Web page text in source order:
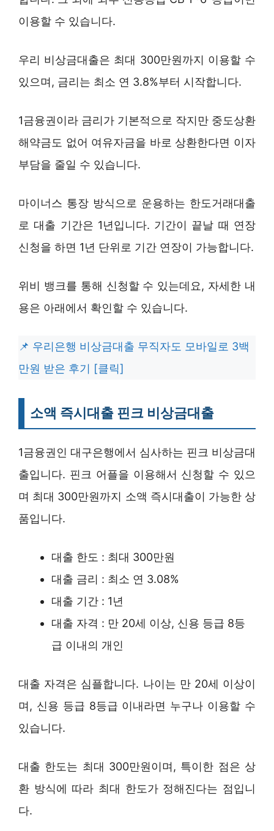
이용할 수 있습니다.
우리 비상금대출은 최대 300만원까지 이용할 수
있으며, 금리는 최소 연 3.8%부터 시작합니다.
1금융권이라 금리가 기본적으로 작지만 중도상환
해약금도 없어 여유자금을 바로 상환한다면 이자
부담을 줄일 수 있습니다.
마이너스 통장 방식으로 운용하는 한도거래대출
로 대출 기간은 1년입니다. 기간이 끝날 때 연장
신청을 하면 1년 단위로 기간 연장이 가능합니다.
위비 뱅크를 통해 신청할 수 있는데요, 자세한 내
용은 아래에서 확인할 수 있습니다.
우리은행 비상금대출 무직자도 모바일로 3백
만원 받은 후기 [클릭]
소액 즉시대출 핀크 비상금대출
1금융권인 대구은행에서 심사하는 핀크 비상금대
출입니다. 핀크 어플을 이용해서 신청할 수 있으
며 최대 300만원까지 소액 즉시대출이 가능한 상
품입니다.
대출 한도 : 최대 300만원
대출 금리 : 최소 연 3.08%
대출 기간 : 1년
대출 자격 : 만 20세 이상, 신용 등급 8등
급 이내의 개인
대출 자격은 심플합니다. 나이는 만 20세 이상이
며, 신용 등급 8등급 이내라면 누구나 이용할 수
있습니다.
대출 한도는 최대 300만원이며, 특이한 점은 상
환 방식에 따라 최대 한도가 정해진다는 점입니
다.